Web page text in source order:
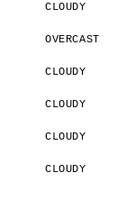
CLOUDY
OVERCAST
CLOUDY
CLOUDY
CLOUDY
CLOUDY